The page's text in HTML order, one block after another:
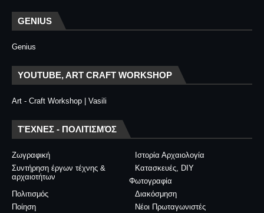
GENIUS
Genius
YOUTUBE, ART CRAFT WORKSHOP
Art - Craft Workshop | Vasili
ΤΈΧΝΕΣ - ΠΟΛΙΤΙΣΜΌΣ
Ζωγραφική
Ιστορία Αρχαιολογία
Συντήρηση έργων τέχνης &
αρχαιοτήτων
Κατασκευές, DIY
Φωτογραφία
Διακόσμηση
Πολιτισμός
Νέοι Πρωταγωνιστές
Ποίηση